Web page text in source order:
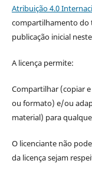
Atribuição 4.0
compartilhamento do
publicação inicial
A licença permite:
Compartilhar (copiar
ou formato) e/ou
material) para
O licenciante não
da licença sejam